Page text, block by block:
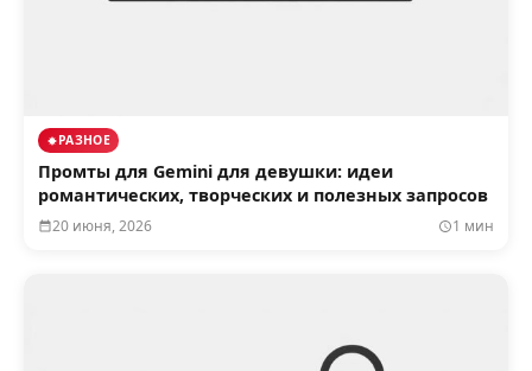
РАЗНОЕ
Промты для Gemini для девушки: идеи
романтических, творческих и полезных запросов
20 июня, 2026 1 мин